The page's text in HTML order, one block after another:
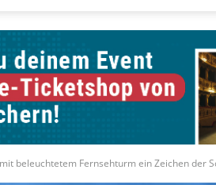
beleuchtetem Fernsehturm ein Zeichen der